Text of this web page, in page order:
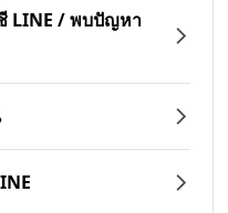
LINE / พบปัญหา